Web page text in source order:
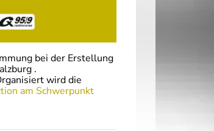
bei der Erstellung
.
wird die
am Schwerpunkt